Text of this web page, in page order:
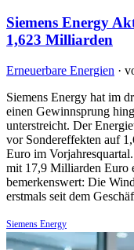
Siemens Energy
1,623 Milliarden
Erneuerbare Energien ·
Siemens Energy hat im
einen Gewinnsprung
unterstreicht. Der
vor Sondereffekten auf
Euro im
mit 17,9 Milliarden Euro
bemerkenswert: Die
erstmals seit dem
Siemens Energy